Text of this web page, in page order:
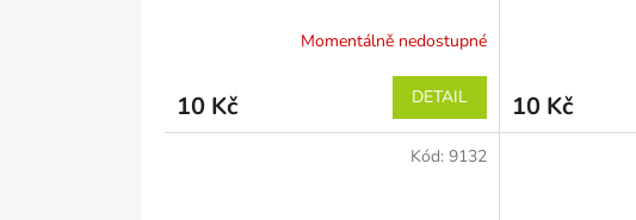
Momentálně nedostupné
10 Kč DETAIL 10 Kč
Kód: 9132